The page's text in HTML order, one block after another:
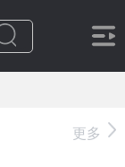
更多